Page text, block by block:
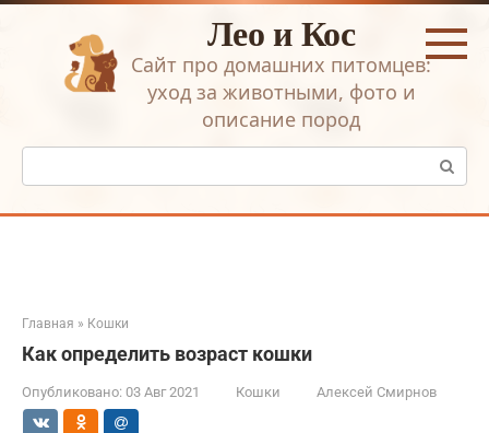
Перейти
Лео и Кос
Сайт про домашних питомцев:
уход за животными, фото и
описание пород
Поиск:
Главная » Кошки
Как определить возраст кошки
Опубликовано: 03 Авг 2021 Кошки Алексей Смирнов